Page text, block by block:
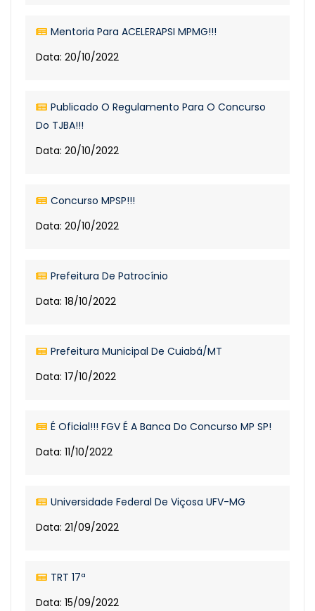
Mentoria Para ACELERAPSI MPMG!!!
Data: 20/10/2022
Publicado O Regulamento Para O Concurso
Do TJBA!!!
Data: 20/10/2022
Concurso MPSP!!!
Data: 20/10/2022
Prefeitura De Patrocínio
Data: 18/10/2022
Prefeitura Municipal De Cuiabá/MT
Data: 17/10/2022
É Oficial!!! FGV É A Banca Do Concurso MP SP!
Data: 11/10/2022
Universidade Federal De Viçosa UFV-MG
Data: 21/09/2022
TRT 17ª
Data: 15/09/2022